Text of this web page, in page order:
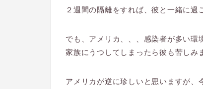
２週間の隔離をすれば、彼と一緒に過
でも、アメリカ、、、感染者が多い
家族にうつしてしまったら彼も苦しみ
アメリカが逆に珍しいと思いますが